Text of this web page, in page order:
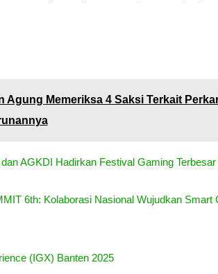
Agung Memeriksa 4 Saksi Terkait
AGKDI Hadirkan Festival Gaming
6th: Kolaborasi Nasional Wujudkan Smart
(IGX) Banten 2025